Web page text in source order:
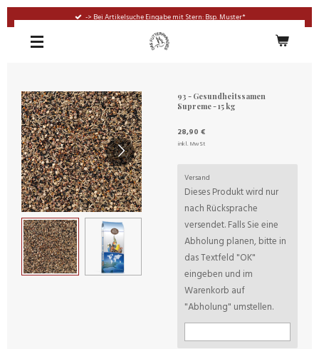
springen
-> Bei Artikelsuche Eingabe mit Stern: Bsp. Muster*
93 - Gesundheitssamen
Supreme - 15 kg
28,90 €
inkl. MwSt
Versand
Dieses Produkt wird nur
nach Rücksprache
versendet. Falls Sie eine
Abholung planen, bitte in
das Textfeld "OK"
eingeben und im
Warenkorb auf
"Abholung" umstellen.